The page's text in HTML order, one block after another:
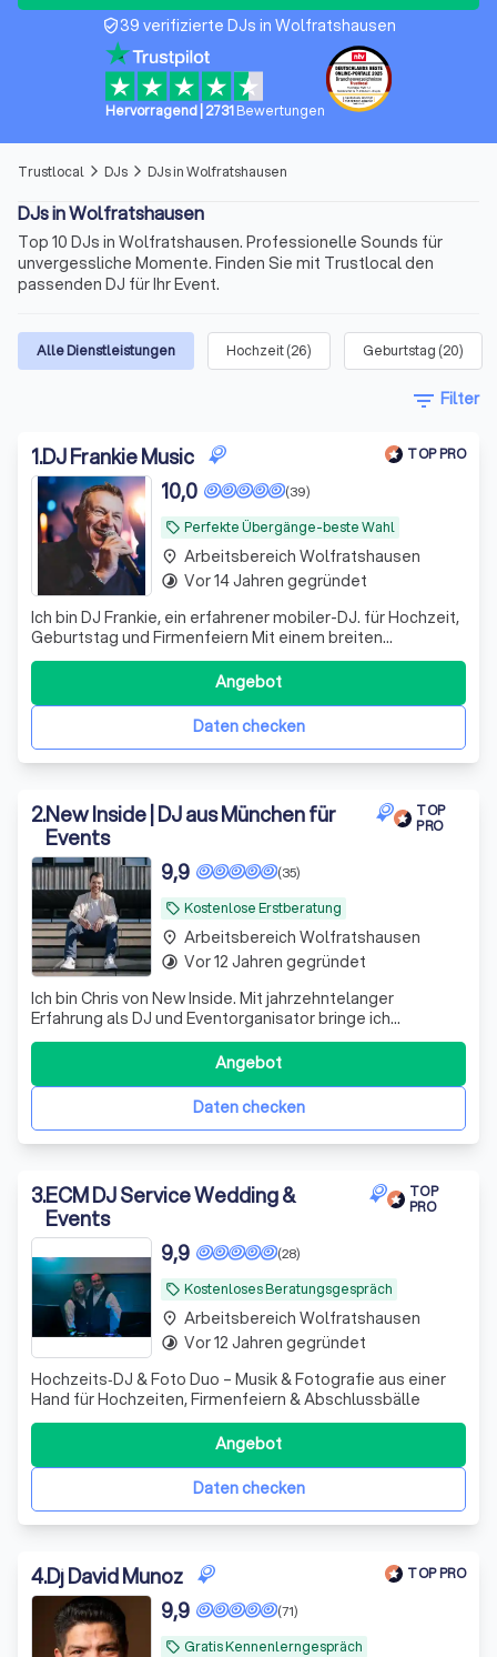
verified_user39 verifizierte DJs in Wolfratshausen
Hervorragend| 2731 Bewertungen
Trustlocal arrow_forward_ios DJs arrow_forward_ios DJs in Wolfratshausen
DJs in Wolfratshausen
Top 10 DJs in Wolfratshausen. Professionelle Sounds für
unvergessliche Momente. Finden Sie mit Trustlocal den
passenden DJ für Ihr Event.
Alle Dienstleistungen Hochzeit(26) Geburtstag (20)
filter_list Filter
1.DJ Frankie Music TOP PRO
local_offer Perfekte Übergänge-beste Wahl
(39)
10,0
Ich bin DJ Frankie, ein erfahrener mobiler-DJ. für Hochzeit,
Geburtstag und Firmenfeiern Mit einem breiten
Repertoire von Charts bis Schlager sorge ich für
unvergessliche Feiern . Mit High-End-Anlage
Daten checken
Angebot
place Arbeitsbereich Wolfratshausen
timelapse Vor 14 Jahren gegründet
2.New Inside | DJ aus München für
Events
TOP
PRO
local_offer Kostenlose Erstberatung
(35)
9,9
Ich bin Chris von New Inside. Mit jahrzehntelanger
Erfahrung als DJ und Eventorganisator bringe ich
Leidenschaft und Expertise mit, um Ihre Visionen
Wirklichkeit werden zu lassen.
Daten checken
Angebot
place Arbeitsbereich Wolfratshausen
timelapse Vor 12 Jahren gegründet
3.ECM DJ Service Wedding &
Events
TOP
PRO
local_offer Kostenloses Beratungsgespräch
(28)
9,9
Hochzeits‑DJ & Foto Duo – Musik & Fotografie aus einer
Hand für Hochzeiten, Firmenfeiern & Abschlussbälle
Daten checken
Angebot
place Arbeitsbereich Wolfratshausen
timelapse Vor 12 Jahren gegründet
4.Dj David Munoz TOP PRO
local_offer Gratis Kennenlerngespräch
(71)
9,9